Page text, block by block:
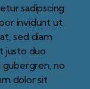
sadipscing
invidunt ut
sed diam
justo duo
no
dolor sit